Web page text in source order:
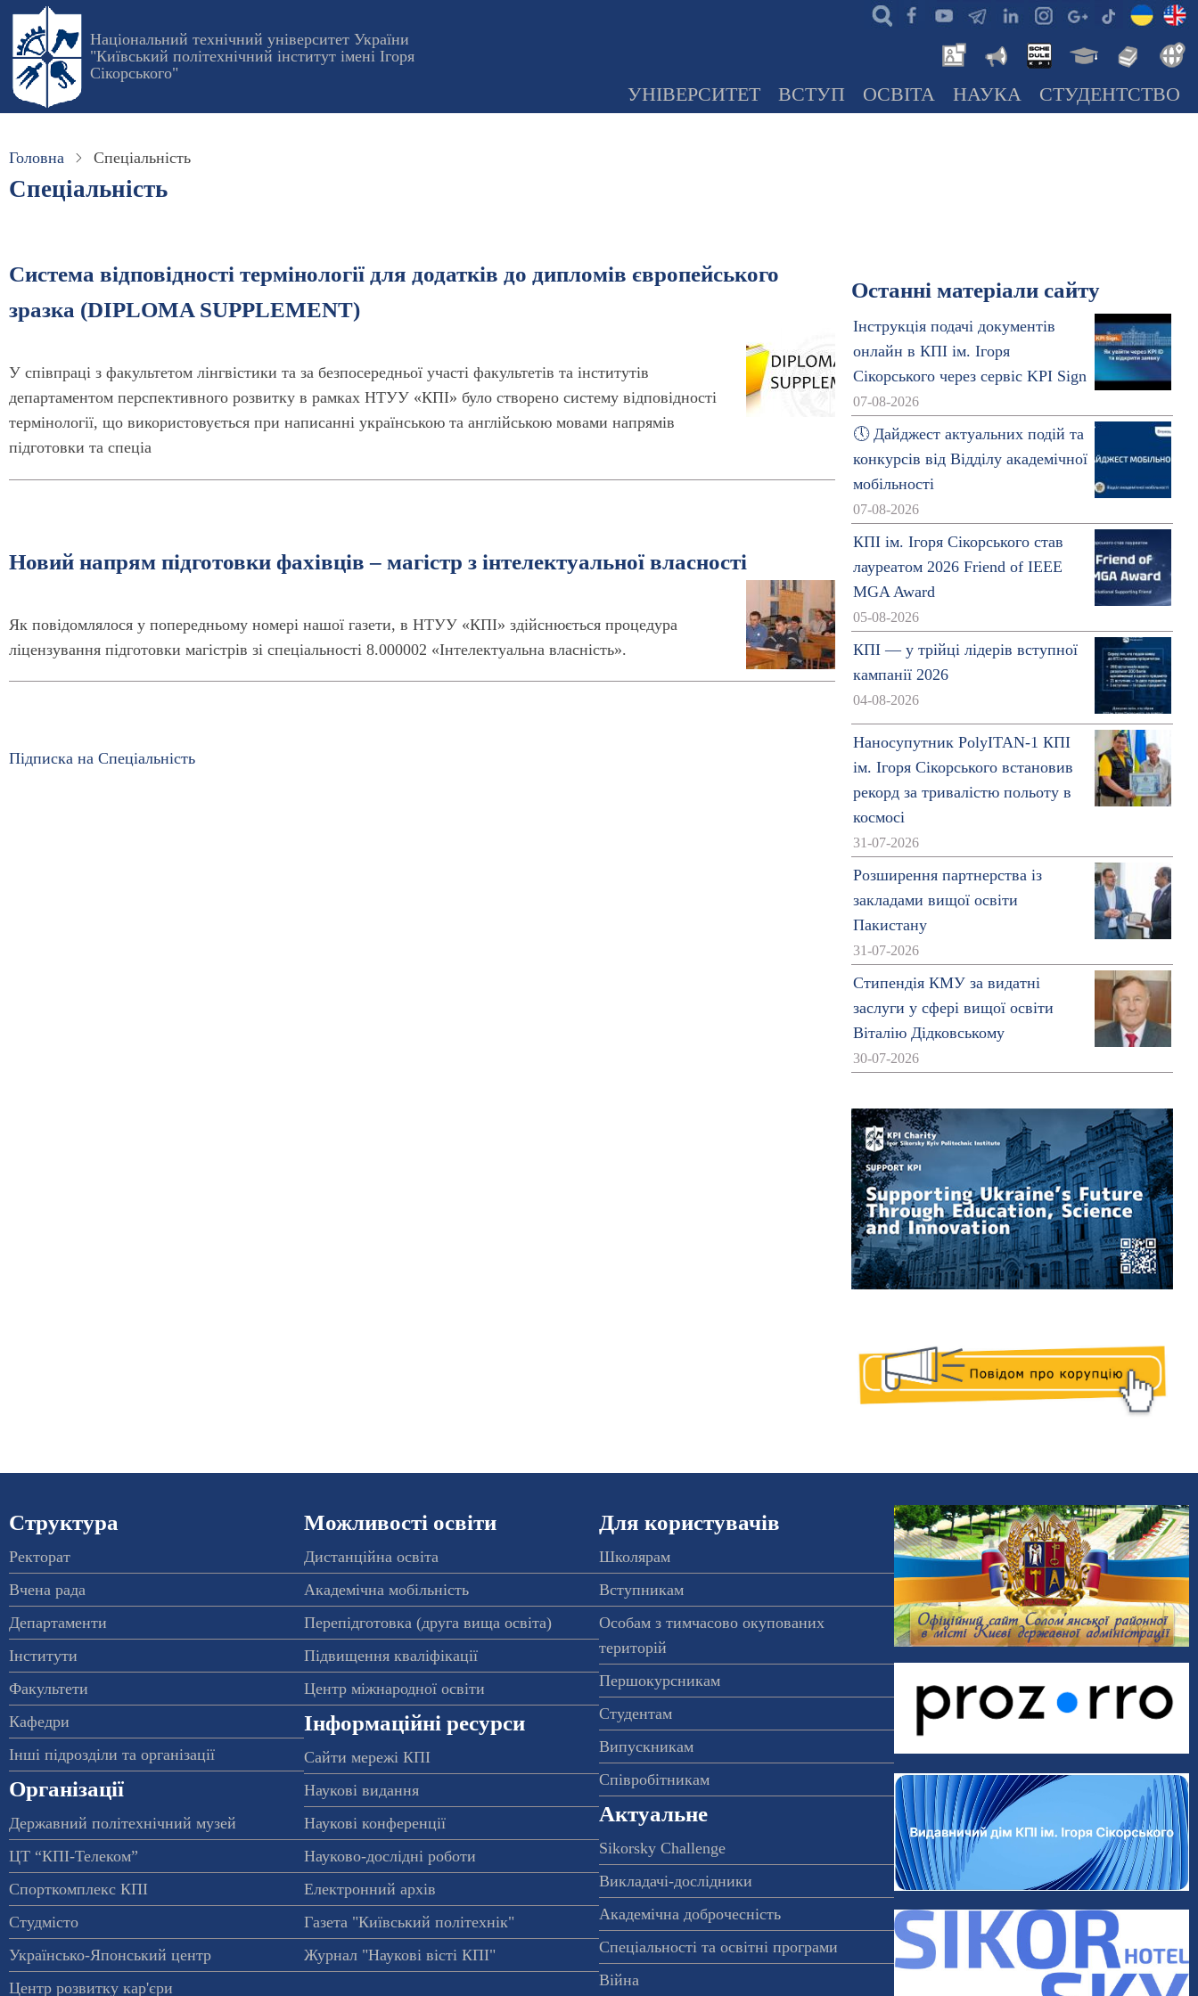
Перейти
основного
вмісту
Національний технічний університет України
"Київський політехнічний інститут імені Ігоря
Сікорського"
УНІВЕРСИТЕТ ВСТУП ОСВІТА НАУКА СТУДЕНТСТВО
Головна Спеціальність
Спеціальність
Система відповідності термінології для додатків до дипломів європейського
зразка (DIPLOMA SUPPLEMENT)
У співпраці з факультетом лінгвістики та за безпосередньої участі факультетів та інститутів
департаментом перспективного розвитку в рамках НТУУ «КПІ» було створено систему відповідності
термінології, що використовується при написанні українською та англійською мовами напрямів
підготовки та спеціа
Новий напрям підготовки фахівців – магістр з інтелектуальної власності
Як повідомлялося у попередньому номері нашої газети, в НТУУ «КПІ» здійснюється процедура
ліцензування підготовки магістрів зі спеціальності 8.000002 «Інтелектуальна власність».
Підписка на Спеціальність
Останні матеріали сайту
Інструкція подачі документів
онлайн в КПІ ім. Ігоря
Сікорського через сервіс KPI Sign
07-08-2026
🕔 Дайджест актуальних подій та
конкурсів від Відділу академічної
мобільності
07-08-2026
КПІ ім. Ігоря Сікорського став
лауреатом 2026 Friend of IEEE
MGA Award
05-08-2026
КПІ — у трійці лідерів вступної
кампанії 2026
04-08-2026
Наносупутник PolyITAN-1 КПІ
ім. Ігоря Сікорського встановив
рекорд за тривалістю польоту в
космосі
31-07-2026
Розширення партнерства із
закладами вищої освіти
Пакистану
31-07-2026
Стипендія КМУ за видатні
заслуги у сфері вищої освіти
Віталію Дідковському
30-07-2026
Структура
Ректорат
Вчена рада
Департаменти
Інститути
Факультети
Кафедри
Інші підрозділи та організації
Організації
Державний політехнічний музей
ЦТ “КПІ-Телеком”
Спорткомплекс КПІ
Студмісто
Українсько-Японський центр
Центр розвитку кар'єри
Можливості освіти
Дистанційна освіта
Академічна мобільність
Перепідготовка (друга вища освіта)
Підвищення кваліфікації
Центр міжнародної освіти
Інформаційні ресурси
Сайти мережі КПІ
Наукові видання
Наукові конференції
Науково-дослідні роботи
Електронний архів
Газета "Київський політехнік"
Журнал "Наукові вісті КПІ"
Для користувачів
Школярам
Вступникам
Особам з тимчасово окупованих
територій
Першокурсникам
Студентам
Випускникам
Співробітникам
Актуальне
Sikorsky Challenge
Викладачі-дослідники
Академічна доброчесність
Спеціальності та освітні програми
Війна